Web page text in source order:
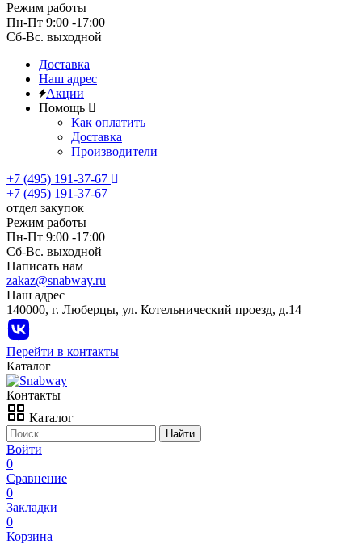
Режим работы
Пн-Пт 9:00 -17:00
Сб-Вс. выходной
Доставка
Наш адрес
Акции
Помощь
Как оплатить
Доставка
Производители
+7 (495) 191-37-67
+7 (495) 191-37-67
отдел закупок
Режим работы
Пн-Пт 9:00 -17:00
Сб-Вс. выходной
Написать нам
zakaz@snabway.ru
Наш адрес
140000, г. Люберцы, ул. Котельнический проезд, д.14
Перейти в контакты
Каталог
Контакты
Каталог
Найти
Войти
0
Сравнение
0
Закладки
0
Корзина